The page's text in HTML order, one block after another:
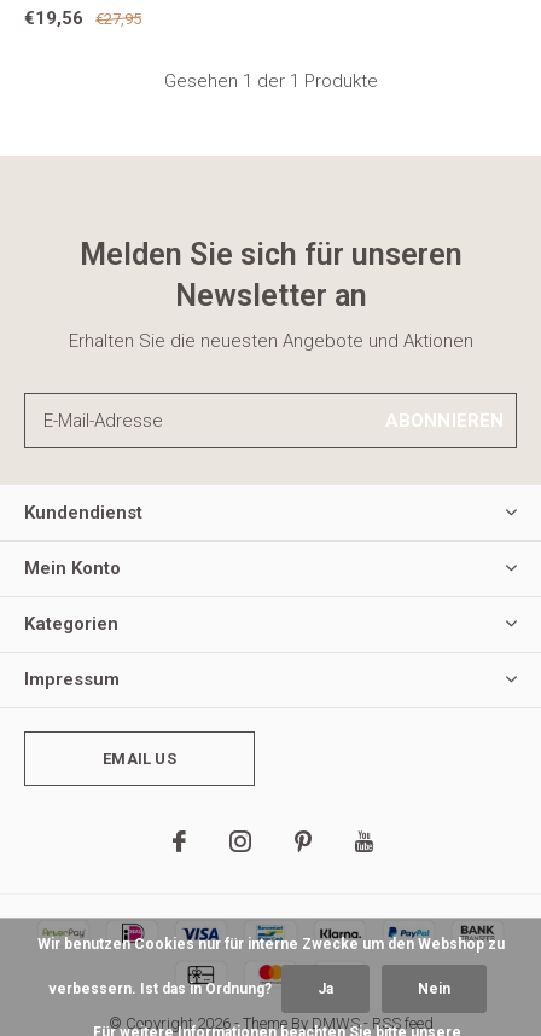
€19,56
€27,95
Gesehen 1 der 1 Produkte
Melden Sie sich für unseren
Newsletter an
Erhalten Sie die neuesten Angebote und Aktionen
ABONNIEREN
Kundendienst
Mein Konto
Kategorien
Impressum
EMAIL US
© Copyright2026- Theme By DMWS- RSS feed
Wir benutzen Cookies nur für interne Zwecke um den Webshop zu
verbessern. Ist das in Ordnung? Ja Nein
Für weitere Informationen beachten Sie bitte unsere